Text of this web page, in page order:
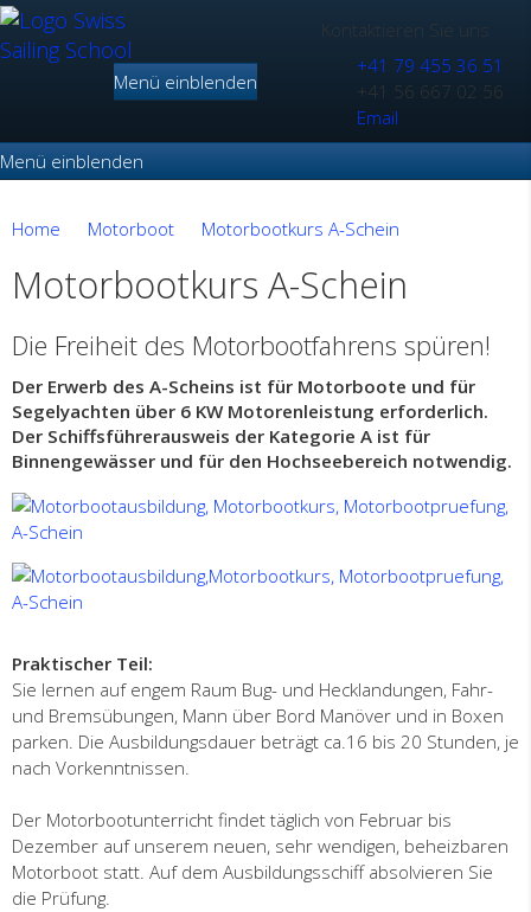
Kontaktieren Sie uns
+41 79 455 36 51
+41 56 667 02 56
Email
Menü einblenden
Menü einblenden
Home Motorboot Motorbootkurs A-Schein
Motorbootkurs A-Schein
Die Freiheit des Motorbootfahrens spüren!
Der Erwerb des A-Scheins ist für Motorboote und für
Segelyachten über 6 KW Motorenleistung erforderlich.
Der Schiffsführerausweis der Kategorie A ist für
Binnengewässer und für den Hochseebereich notwendig.
Praktischer Teil:
Sie lernen auf engem Raum Bug- und Hecklandungen, Fahr-
und Bremsübungen, Mann über Bord Manöver und in Boxen
parken. Die Ausbildungsdauer beträgt ca.16 bis 20 Stunden, je
nach Vorkenntnissen.
Der Motorbootunterricht findet täglich von Februar bis
Dezember auf unserem neuen, sehr wendigen, beheizbaren
Motorboot statt. Auf dem Ausbildungsschiff absolvieren Sie
die Prüfung.